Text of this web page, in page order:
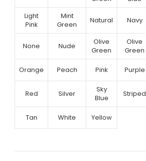
Light
Pink
Mint
Green
Natural Navy
None Nude
Olive
Green
Olive
Green
Orange Peach Pink Purple
Red Silver
Sky
Blue
Striped
Tan White Yellow